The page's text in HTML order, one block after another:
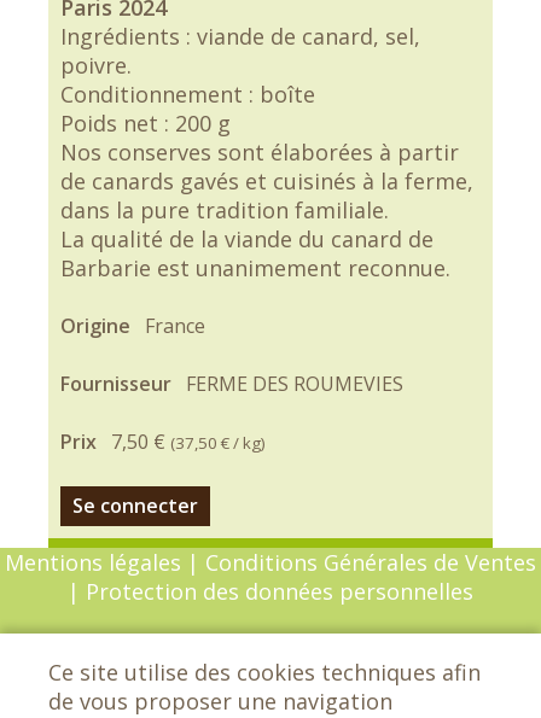
Paris 2024
Ingrédients : viande de canard, sel,
poivre.
Conditionnement : boîte
Poids net : 200 g
Nos conserves sont élaborées à partir
de canards gavés et cuisinés à la ferme,
dans la pure tradition familiale.
La qualité de la viande du canard de
Barbarie est unanimement reconnue.
Origine France
Fournisseur FERME DES ROUMEVIES
Prix 7,50 € (37,50 €/ kg)
Se connecter
Mentions légales | Conditions Générales de Ventes
| Protection des données personnelles
réservés - Conception :Sarl Dynapse
Ce site utilise des cookies techniques afin
de vous proposer une navigation